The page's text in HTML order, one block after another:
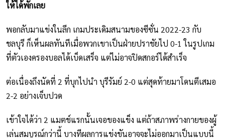
ให้ได้พักเลย
พอกลับมาแข่งในลีก เกมประเดิมสนามของซีซั่น 2022-23 กับ
ชลบุรี ก็เห็นผลทันทีเมื่อพวกเขาเป็นฝ่ายปราชัยไป 0-1 ในรูปเกม
ที่ตัวเองครองบอลได้เบ็ดเสร็จ แต่ไม่อาจปิดสกอร์ได้สำเร็จ
ต่อเนื่องถึงนัดที่ 2 ที่บุกไปนำ บุรีรัมย์ 2-0 แต่สุดท้ายมาโดนตีเสมอ
2-2 อย่างเจ็บปวด
เข้าใจได้ว่า 2 แมตช์แรกนั้นเจอของแข็ง แต่ถ้าสภาพร่างกายของผู้
เล่นสมบูรณ์กว่านี้ บางทีผลการแข่งขันอาจจะไม่ออกมาเป็นแบบนี้